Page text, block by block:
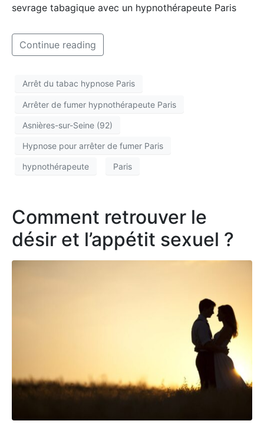
sevrage tabagique avec un hypnothérapeute Paris
Continue reading
Arrêt du tabac hypnose Paris
Arrêter de fumer hypnothérapeute Paris
Asnières-sur-Seine (92)
Hypnose pour arrêter de fumer Paris
hypnothérapeute Paris
Comment retrouver le
désir et l’appétit sexuel ?